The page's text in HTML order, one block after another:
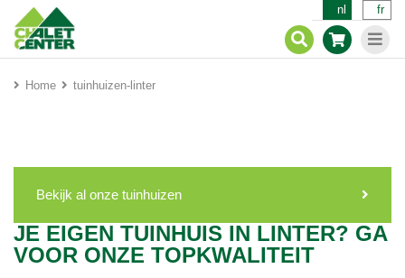
nl fr
Home tuinhuizen-linter
Bekijk al onze tuinhuizen
JE EIGEN TUINHUIS IN LINTER? GA
VOOR ONZE TOPKWALITEIT